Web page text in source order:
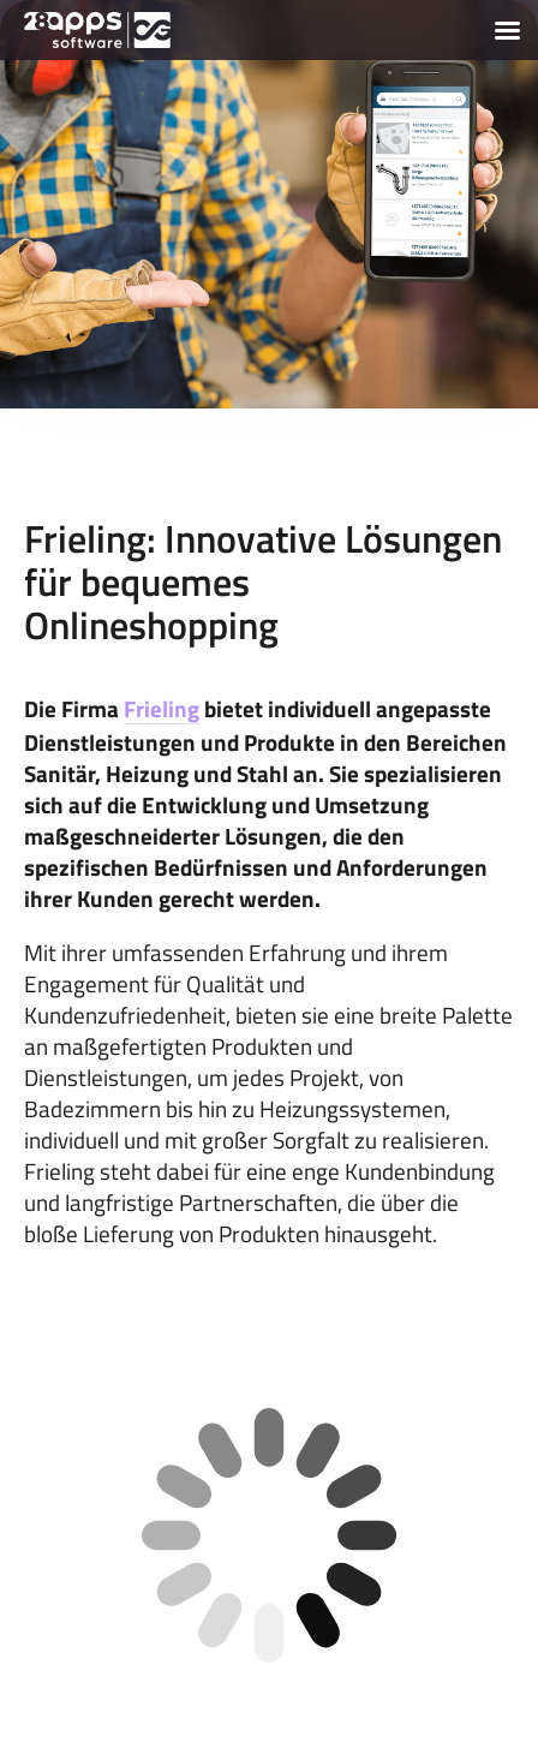
Frieling: Innovative Lösungen
für bequemes
Onlineshopping
Die Firma Frielingbietet individuell angepasste
Dienstleistungen und Produkte in den Bereichen
Sanitär, Heizung und Stahl an. Sie spezialisieren
sich auf die Entwicklung und Umsetzung
maßgeschneiderter Lösungen, die den
spezifischen Bedürfnissen und Anforderungen
ihrer Kunden gerecht werden.
Mit ihrer umfassenden Erfahrung und ihrem
Engagement für Qualität und
Kundenzufriedenheit, bieten sie eine breite Palette
an maßgefertigten Produkten und
Dienstleistungen, um jedes Projekt, von
Badezimmern bis hin zu Heizungssystemen,
individuell und mit großer Sorgfalt zu realisieren.
Frieling steht dabei für eine enge Kundenbindung
und langfristige Partnerschaften, die über die
bloße Lieferung von Produkten hinausgeht.